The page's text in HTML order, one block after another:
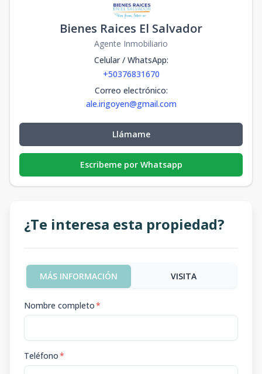
Bienes Raices El Salvador
Agente Inmobiliario
Celular / WhatsApp:
+50376831670
Correo electrónico:
ale.irigoyen@gmail.com
Llámame
Escribeme por Whatsapp
¿Te interesa esta propiedad?
MÁS INFORMACIÓN VISITA
Nombre completo*
Teléfono*